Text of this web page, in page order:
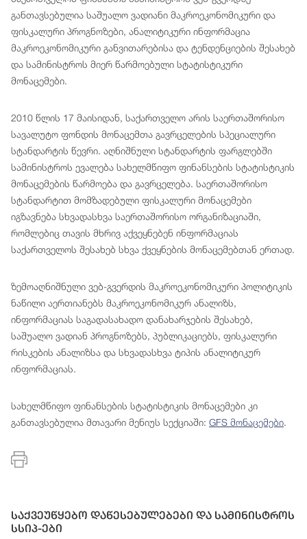
განთავსებულია საშუალო ვადიანი მაკროეკონომიკური და
ფისკალური პროგნოზები, ანალიტიკური ინფორმაცია
მაკროეკონომიკური განვითარებისა და ტენდენციების შესახებ
და სამინისტროს მიერ წარმოებული სტატისტიკური
მონაცემები.
2010 წლის 17 მაისიდან, საქართველო არის საერთაშორისო
სავალუტო ფონდის მონაცემთა გავრცელების სპეციალური
სტანდარტის წევრი. აღნიშნული სტანდარტის ფარგლებში
სამინისტროს ევალება სახელმწიფო ფინანსების სტატისტიკის
მონაცემების წარმოება და გავრცელება. საერთაშორისო
სტანდარტით მომზადებული ფისკალური მონაცემები
იგზავნება სხვადასხვა საერთაშორისო ორგანიზაციაში,
რომლებიც თავის მხრივ აქვეყნებენ ინფორმაციას
საქართველოს შესახებ სხვა ქვეყნების მონაცემებთან ერთად.
ზემოაღნიშნული ვებ-გვერდის მაკროეკონომიკური პოლიტიკის
ნაწილი აერთიანებს მაკროეკონომიკურ ანალიზს,
ინფორმაციას საგადასახადო დანახარჯების შესახებ,
საშუალო ვადიან პროგნოზებს, პუბლიკაციებს, ფისკალური
რისკების ანალიზსა და სხვადასხვა ტიპის ანალიტიკურ
ინფორმაციას.
სახელმწიფო ფინანსების სტატისტიკის მონაცემები კი
განთავსებულია მთავარი მენიუს სექციაში: GFS მონაცემები.
საქვეუწყებო დაწესებულებები და სამინისტროს
სსიპ-ები